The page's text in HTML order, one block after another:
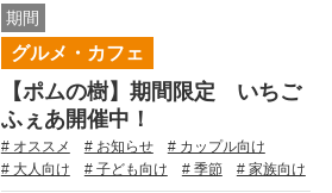
期間
グルメ・カフェ
【ポムの樹】期間限定 いちご
ふぇあ開催中！
# オススメ # お知らせ
# カップル向け
# 大人向け
# 子ども向け # 季節 # 家族向け